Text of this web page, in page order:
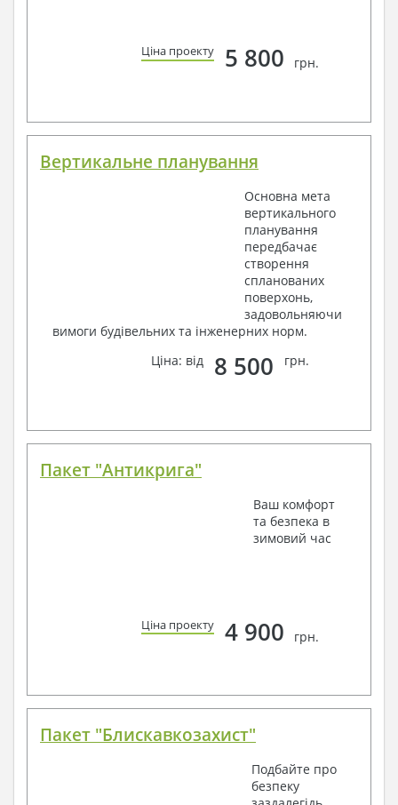
Ціна проекту 5 800 грн.
Вертикальне планування
Основна мета
вертикального
планування
передбачає
створення
спланованих
поверхонь,
задовольняючи
вимоги будівельних та інженерних норм.
Ціна: від
8 500 грн.
Пакет "Антикрига"
Ваш комфорт
та безпека в
зимовий час
Ціна проекту 4 900 грн.
Пакет "Блискавкозахист"
Подбайте про
безпеку